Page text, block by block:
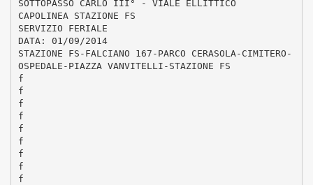
SOTTOPASSO CARLO III° - VIALE ELLITTICO
CAPOLINEA STAZIONE FS
SERVIZIO FERIALE
DATA: 01/09/2014
STAZIONE FS-FALCIANO 167-PARCO CERASOLA-CIMITERO-
OSPEDALE-PIAZZA VANVITELLI-STAZIONE FS
f
f
f
f
f
f
f
f
f